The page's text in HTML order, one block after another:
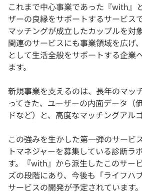
これまで中心事業であった『with』
ザーの良縁をサポートするサービス
マッチングが成立したカップルを対
関連のサービスにも事業領域を広げ
として生活全般をサポートする企業
ます。
新規事業を支えるのは、長年のマッ
ってきた、ユーザーの内面データ（
ドなど）と、高度なマッチングアル
この強みを生かした第一弾のサービ
トマネジャーを募集している診断ラ
す。『with』から派生したこのサー
ズの段階にあり、今後も「ライフハ
サービスの開発が予定されています。